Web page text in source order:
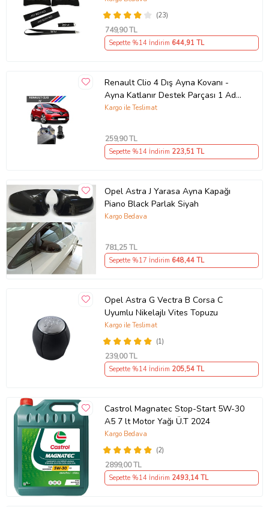
(23)
749,90 TL
Sepette %14 İndirim 644,91 TL
Renault Clio 4 Dış Ayna Kovanı -
Ayna Katlanır Destek Parçası 1 Adet
490307706 M3625
Kargo ile Teslimat
259,90 TL
Sepette %14 İndirim 223,51 TL
Opel Astra J Yarasa Ayna Kapağı
Piano Black Parlak Siyah
Kargo Bedava
781,25 TL
Sepette %17 İndirim 648,44 TL
Opel Astra G Vectra B Corsa C
Uyumlu Nikelajlı Vites Topuzu
(1)
Kargo ile Teslimat
239,00 TL
Sepette %14 İndirim 205,54 TL
Castrol Magnatec Stop-Start 5W-30
A5 7 lt Motor Yağı Ü.T 2024
(2)
Kargo Bedava
2899,00 TL
Sepette %14 İndirim 2493,14 TL